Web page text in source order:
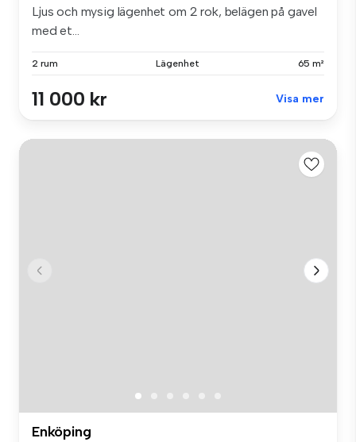
Ljus och mysig lägenhet om 2 rok, belägen på gavel
med et...
2 rum Lägenhet 65 m²
11 000 kr Visa mer
Enköping